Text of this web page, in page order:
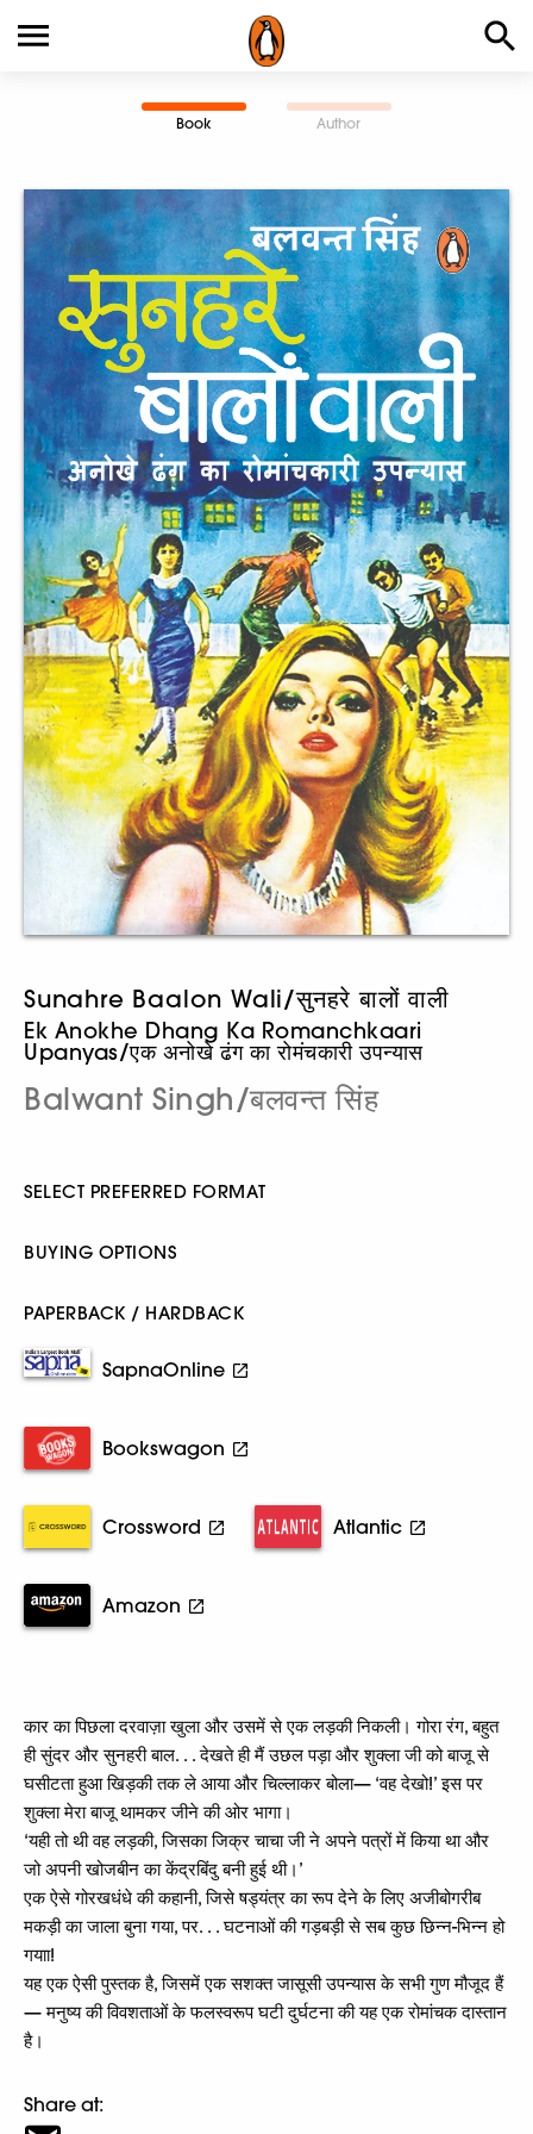
Book Author
Sunahre Baalon Wali/सुनहरे बालों वाली
Ek Anokhe Dhang Ka Romanchkaari
Upanyas/एक अनोखे ढंग का रोमंचकारी उपन्यास
Balwant Singh/बलवन्त सिंह
SELECT PREFERRED FORMAT
BUYING OPTIONS
PAPERBACK / HARDBACK
SapnaOnline
Bookswagon
Crossword Atlantic
Amazon
कार का पिछला दरवाज़ा खुला और उसमें से एक लड़की निकली। गोरा रंग, बहुत
ही सुंदर और सुनहरी बाल. . . देखते ही मैं उछल पड़ा और शुक्ला जी को बाजू से
घसीटता हुआ खिड़की तक ले आया और चिल्लाकर बोला— ‘वह देखो!’ इस पर
शुक्ला मेरा बाजू थामकर जीने की ओर भागा।
‘यही तो थी वह लड़की, जिसका जिक्र चाचा जी ने अपने पत्रों में किया था और
जो अपनी खोजबीन का केंद्रबिंदु बनी हुई थी।’
एक ऐसे गोरखधंधे की कहानी, जिसे षड्यंत्र का रूप देने के लिए अजीबोगरीब
मकड़ी का जाला बुना गया, पर. . . घटनाओं की गड़बड़ी से सब कुछ छिन्न-भिन्न हो
गयाा!
यह एक ऐसी पुस्तक है, जिसमें एक सशक्त जासूसी उपन्यास के सभी गुण मौजूद हैं
— मनुष्य की विवशताओं के फलस्वरूप घटी दुर्घटना की यह एक रोमांचक दास्तान
है।
Share at: